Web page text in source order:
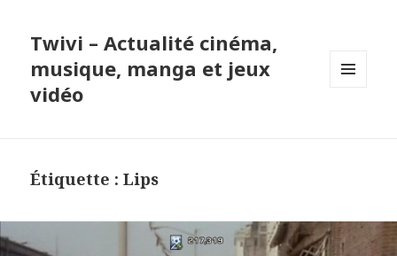
Twivi – Actualité cinéma,
musique, manga et jeux
vidéo
Étiquette :Lips